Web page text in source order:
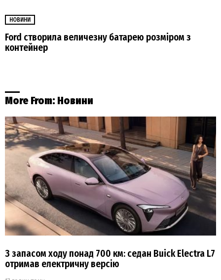
НОВИНИ
Ford створила величезну батарею розміром з
контейнер
More From: Новини
З запасом ходу понад 700 км: седан Buick Electra L7
отримав електричну версію